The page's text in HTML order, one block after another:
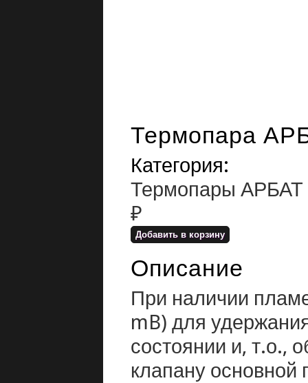
Термопара
Категория:
Термопары АРБАТ
₽
Описание
При наличии
mB) для
состоянии и, т.о.,
клапану основной